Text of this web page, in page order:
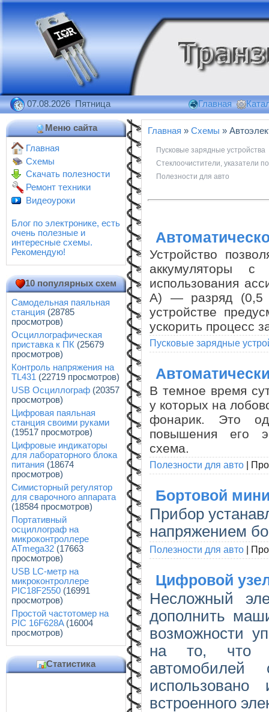
07.08.2026 Пятница Главная
Меню сайта
Главная
Схемы
Скачать полезности
Ремонт техники
Видеоуроки
Блог по электронике, есть
очень полезные и
интересные схемы.
Рекомендую!
10 популярных схем
Самодельная паяльная
станция (28785
просмотров)
Осциллографическая
приставка к ПК (25679
просмотров)
Контроль напряжения на
TL431 (22719 просмотров)
USB Осциллограф (20357
просмотров)
Цифровая паяльная
станция своими руками
(19517 просмотров)
Цифровые индикаторы
для лабораторного блока
питания (18674
просмотров)
Симисторный регулятор
для сварочного аппарата
(18584 просмотров)
Портативный
осциллограф на
микроконтроллере
ATmega32 (17663
просмотров)
USB LC-метр на
микроконтроллере
PIC18F2550 (16991
просмотров)
Простой частотомер на
PIC 16F628A(16004
просмотров)
Статистика
Главная » Схемы »
Пусковые зарядные устройства
Стеклоочистители, указатели
Полезности для авто
Устройство
аккумуляторы с
использования
А) — разряд (0,5
устройстве
ускорить процесс
Пусковые зарядные
В темное время
у которых на
фонарик. Это
повышения его
схема.
Полезности для авто |
Бортовой
Прибор
напряжением
Полезности для авто |
Цифровой
Несложный
дополнить
возможности
на то, что
встроенного